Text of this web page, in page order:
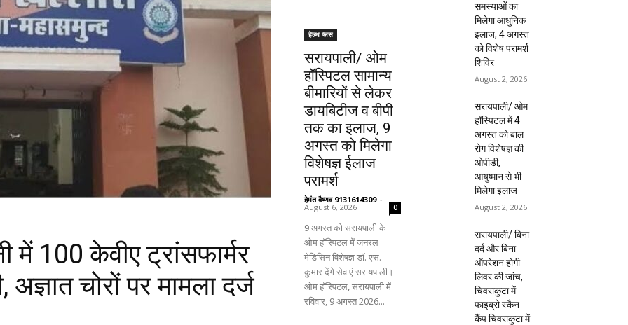
में 100 केवीए ट्रांसफार्मर
चोरों पर मामला दर्ज
हेल्थ प्लस
सरायपाली/ ओम
हॉस्पिटल सामान्य
बीमारियों से लेकर
डायबिटीज व बीपी
तक का इलाज, 9
अगस्त को मिलेगा
विशेषज्ञ ईलाज
परामर्श
हेमंत वैष्णव 9131614309 -
August 6, 2026 0
9 अगस्त को सरायपाली के
ओम हॉस्पिटल में जनरल
मेडिसिन विशेषज्ञ डॉ. एस.
कुमार देंगे सेवाएं सरायपाली।
ओम हॉस्पिटल, सरायपाली में
रविवार, 9 अगस्त 2026...
समस्याओं का
मिलेगा आधुनिक
इलाज, 4 अगस्त
को विशेष परामर्श
शिविर
August 2, 2026
सरायपाली/ ओम
हॉस्पिटल में 4
अगस्त को बाल
रोग विशेषज्ञ की
ओपीडी,
आयुष्मान से भी
मिलेगा इलाज
August 2, 2026
सरायपाली/ बिना
दर्द और बिना
ऑपरेशन होगी
लिवर की जांच,
चिवराकुटा में
फाइब्रो स्कैन
कैंप चिवराकुटा में